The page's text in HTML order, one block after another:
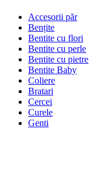
Accesorii păr
Bențite
Bentite cu flori
Bentite cu perle
Bentite cu pietre
Bentite Baby
Coliere
Bratari
Cercei
Curele
Genti